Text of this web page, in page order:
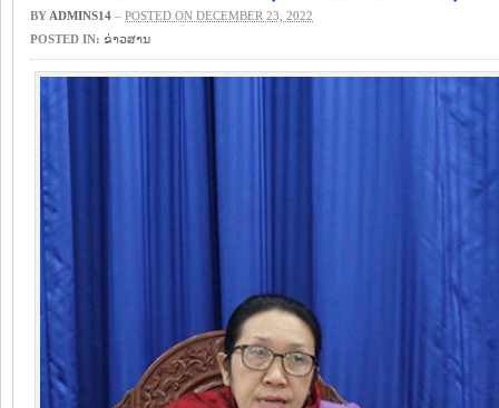
BY ADMINS14 – POSTED ON DECEMBER 23, 2022
POSTED IN: ​ຂ່າວ​ສານ